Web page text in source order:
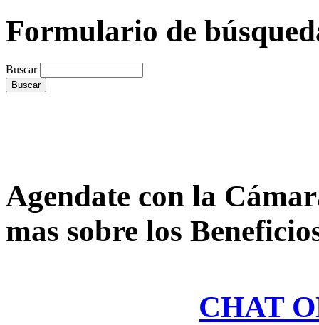
Formulario de
Buscar
Agendate con la
mas sobre los
CHAT